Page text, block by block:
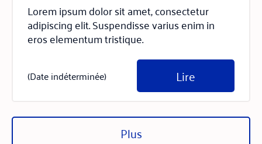
Lorem ipsum dolor sit amet, consectetur
adipiscing elit. Suspendisse varius enim in
eros elementum tristique.
(Date indéterminée) Lire
Plus